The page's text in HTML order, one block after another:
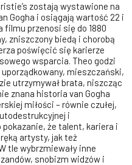
zostają wystawione na
Gogha i osiągają wartość 22 i
filmu przenosi się do 1880
zniszczony biedą i chorobą
poświęcić się karierze
wsparcia. Theo godzi
mieszczański,
utrzymywał brata, niszcząc
znana historia van Gogha
miłości – równie czułej,
i
pokazanie, że talent, kariera i
artysty, jak też
tle wybrzmiewały inne
snobizm widzów i